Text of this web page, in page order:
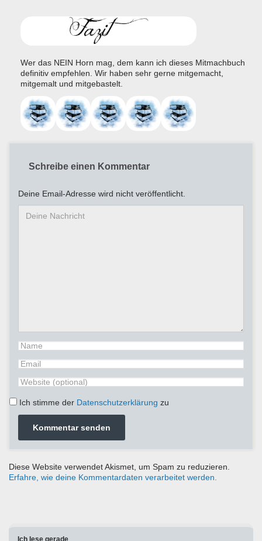
Wer das NEIN Horn mag, dem kann ich dieses Mitmachbuch
definitiv empfehlen. Wir haben sehr gerne mitgemacht,
mitgemalt und mitgebastelt.
Schreibe einen Kommentar
Deine Email-Adresse wird nicht veröffentlicht.
Ich stimme der Datenschutzerklärung zu
Diese Website verwendet Akismet, um Spam zu reduzieren.
Erfahre, wie deine Kommentardaten verarbeitet werden.